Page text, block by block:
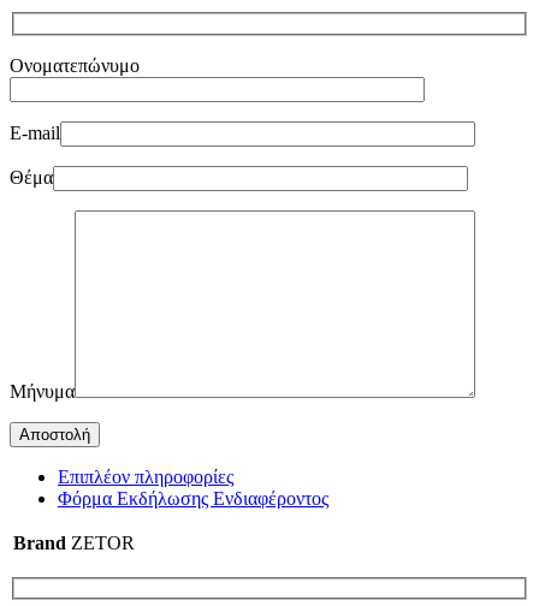
Ονοματεπώνυμο
E-mail
Θέμα
Μήνυμα
Επιπλέον πληροφορίες
Φόρμα Εκδήλωσης Ενδιαφέροντος
Brand ZETOR